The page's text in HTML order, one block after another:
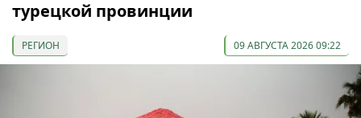
турецкой провинции
РЕГИОН 09 АВГУСТА 2026 09:22